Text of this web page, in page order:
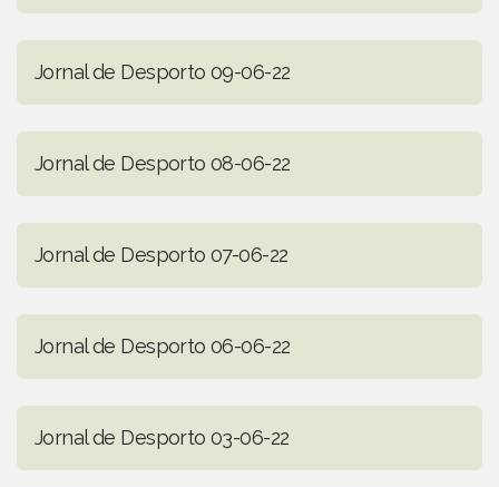
Jornal de Desporto 09-06-22
Jornal de Desporto 08-06-22
Jornal de Desporto 07-06-22
Jornal de Desporto 06-06-22
Jornal de Desporto 03-06-22